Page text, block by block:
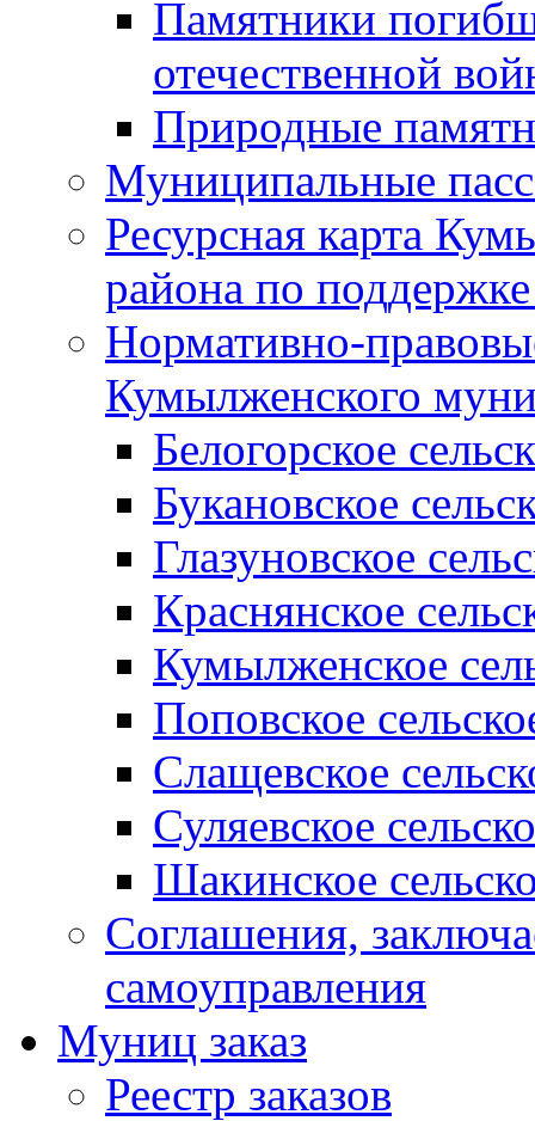
Памятники
отечественной
Природные
Муниципальные
Ресурсная карта
района по
Нормативно-
Кумылженского
Белогорское
Букановское
Глазуновское
Краснянское
Кумылженское
Поповское
Слащевское
Суляевское
Шакинское
Соглашения,
самоуправления
Муниц заказ
Реестр заказов